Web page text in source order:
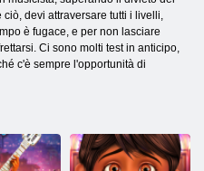
devi attraversare tutti i livelli,
è fugace, e per non lasciare
Ci sono molti test in anticipo,
c'è sempre l'opportunità di